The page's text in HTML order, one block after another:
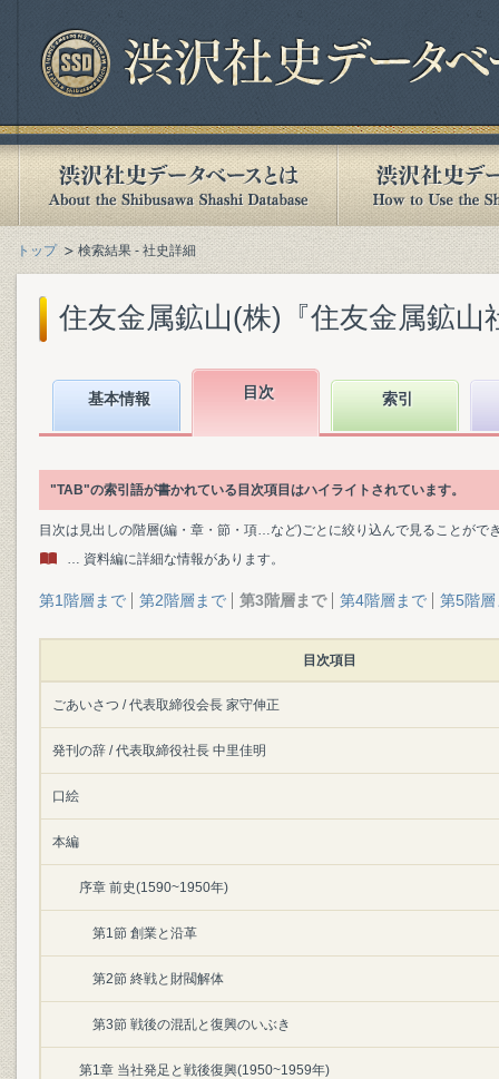
トップ 検索結果 - 社史詳細
住友金属鉱山(株)『住友金属鉱山
基本情報 目次 索引
"TAB"の索引語が書かれている目次項目はハイライトされています。
目次は見出しの階層(編・章・節・項…など)ごとに絞り込んで見ることがで
… 資料編に詳細な情報があります。
第1階層まで 第2階層まで 第3階層まで 第4階層まで 第5階層
目次項目
ごあいさつ / 代表取締役会長 家守伸正
発刊の辞 / 代表取締役社長 中里佳明
口絵
本編
序章 前史(1590~1950年)
第1節 創業と沿革
第2節 終戦と財閥解体
第3節 戦後の混乱と復興のいぶき
第1章 当社発足と戦後復興(1950~1959年)